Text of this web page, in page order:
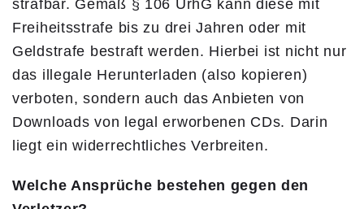
strafbar. Gemäß § 106 UrhG kann diese mit
Freiheitsstrafe bis zu drei Jahren oder mit
Geldstrafe bestraft werden. Hierbei ist nicht nur
das illegale Herunterladen (also kopieren)
verboten, sondern auch das Anbieten von
Downloads von legal erworbenen CDs. Darin
liegt ein widerrechtliches Verbreiten.
Welche Ansprüche bestehen gegen den